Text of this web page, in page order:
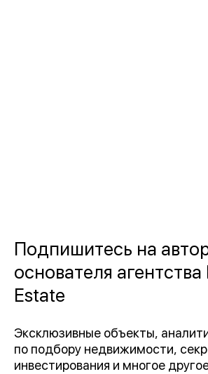
Подпишитесь на
основателя
Estate
Эксклюзивные объекты,
по подбору недвижимости,
инвестирования и многое